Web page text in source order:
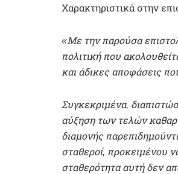
Χαρακτηριστικά στην
«Με την παρούσα
πολιτική που
και άδικες αποφάσεις
Συγκεκριμένα,
αύξηση των τελών
διαμονής
σταθεροί, προκειμένου
σταθερότητα αυτή δεν